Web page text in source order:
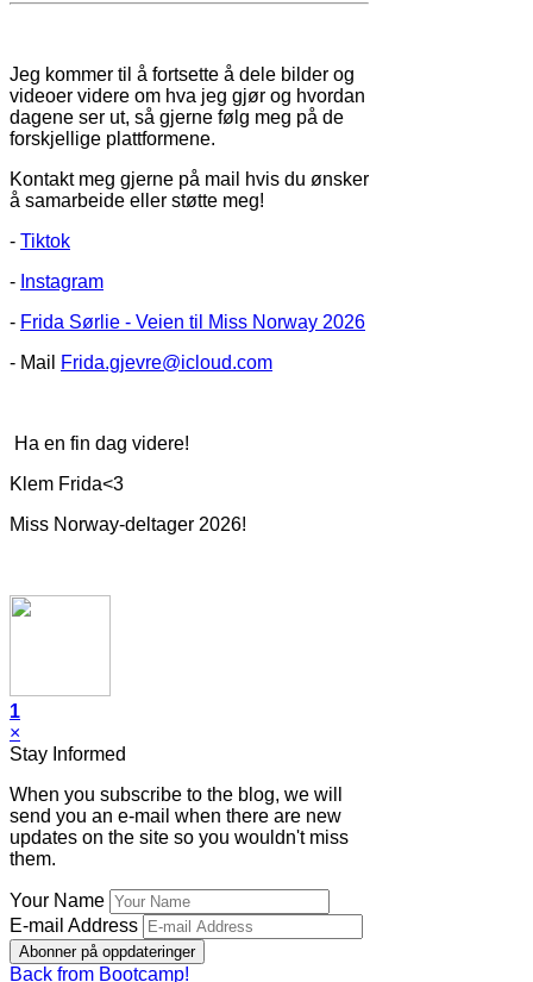
Jeg kommer til å fortsette å dele bilder og
videoer videre om hva jeg gjør og hvordan
dagene ser ut, så gjerne følg meg på de
forskjellige plattformene.
Kontakt meg gjerne på mail hvis du ønsker
å samarbeide eller støtte meg!
- Tiktok
- Instagram
- Frida Sørlie - Veien til Miss Norway 2026
- Mail
Frida.gjevre@icloud.com
Ha en fin dag videre!
Klem Frida<3
Miss Norway-deltager 2026!
1
×
Stay Informed
When you subscribe to the blog, we will
send you an e-mail when there are new
updates on the site so you wouldn't miss
them.
Your Name
E-mail Address
Abonner på oppdateringer
Back from Bootcamp!